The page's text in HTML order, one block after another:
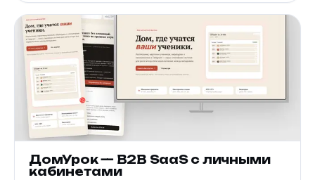
ДомУрок — B2B SaaS с личными
кабинетами